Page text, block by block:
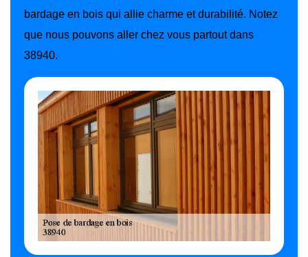
bardage en bois qui allie charme et durabilité. Notez
que nous pouvons aller chez vous partout dans
38940.